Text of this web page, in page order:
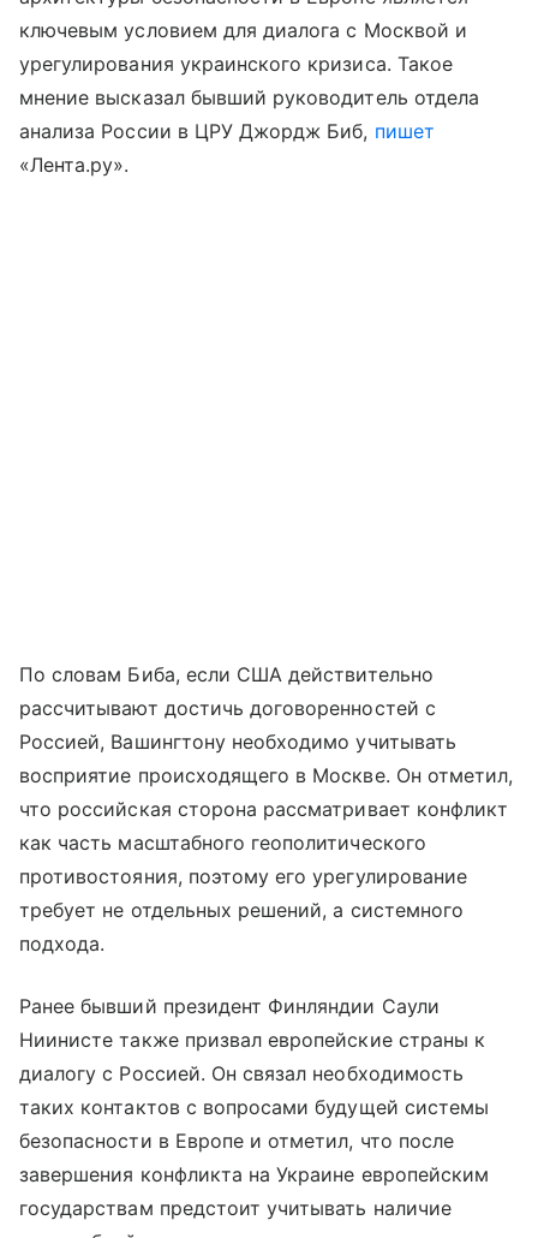
ключевым условием для диалога с Москвой и
урегулирования украинского кризиса. Такое
мнение высказал бывший руководитель отдела
анализа России в ЦРУ Джордж Биб, пишет
«Лента.ру».
По словам Биба, если США действительно
рассчитывают достичь договоренностей с
Россией, Вашингтону необходимо учитывать
восприятие происходящего в Москве. Он отметил,
что российская сторона рассматривает конфликт
как часть масштабного геополитического
противостояния, поэтому его урегулирование
требует не отдельных решений, а системного
подхода.
Ранее бывший президент Финляндии Саули
Ниинисте также призвал европейские страны к
диалогу с Россией. Он связал необходимость
таких контактов с вопросами будущей системы
безопасности в Европе и отметил, что после
завершения конфликта на Украине европейским
государствам предстоит учитывать наличие